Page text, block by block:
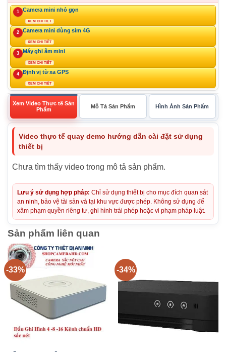
1 Camera mini nhỏ gọn
XEM CHI TIẾT
2 Camera mini dùng sim 4G
XEM CHI TIẾT
3 Máy ghi âm mini
XEM CHI TIẾT
4 Định vị từ xa GPS
XEM CHI TIẾT
Xem Video Thực tế Sản
Phẩm
Mô Tả Sản Phẩm Hình Ảnh Sản Phẩm
Video thực tế quay demo hướng dẫn cài đặt sử dụng
thiết bị
Chưa tìm thấy video trong mô tả sản phẩm.
Lưu ý sử dụng hợp pháp: Chỉ sử dụng thiết bị cho mục đích quan sát
an ninh, bảo vệ tài sản và tại khu vực được phép. Không sử dụng để
xâm phạm quyền riêng tư, ghi hình trái phép hoặc vi phạm pháp luật.
Sản phẩm liên quan
-33% -34%